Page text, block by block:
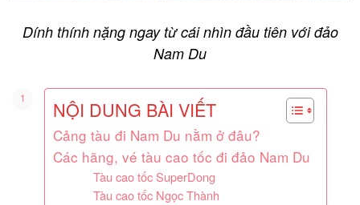
Dính thính nặng ngay từ cái nhìn đầu tiên với đảo
Nam Du
NỘI DUNG BÀI VIẾT
Cảng tàu đi Nam Du nằm ở đâu?
Các hãng, vé tàu cao tốc đi đảo Nam Du
Tàu cao tốc SuperDong
Tàu cao tốc Ngọc Thành